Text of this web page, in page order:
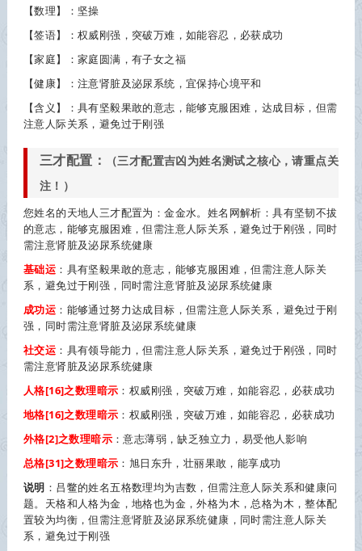
【数理】：坚操
【签语】：权威刚强，突破万难，如能容忍，必获成功
【家庭】：家庭圆满，有子女之福
【健康】：注意肾脏及泌尿系统，宜保持心境平和
【含义】：具有坚毅果敢的意志，能够克服困难，达成目标，但需
注意人际关系，避免过于刚强
三才配置 ：
（三才配置吉凶为姓名测试之核心，请重点关
注！）
您姓名的天地人三才配置为：金金水。姓名网解析：具有坚韧不拔
的意志，能够克服困难，但需注意人际关系，避免过于刚强，同时
需注意肾脏及泌尿系统健康
基础运 ：具有坚毅果敢的意志，能够克服困难，但需注意人际关
系，避免过于刚强，同时需注意肾脏及泌尿系统健康
成功运 ：能够通过努力达成目标，但需注意人际关系，避免过于刚
强，同时需注意肾脏及泌尿系统健康
社交运 ：具有领导能力，但需注意人际关系，避免过于刚强，同时
需注意肾脏及泌尿系统健康
人格[16]之数理暗示 ：权威刚强，突破万难，如能容忍，必获成功
地格[16]之数理暗示 ：权威刚强，突破万难，如能容忍，必获成功
外格[2]之数理暗示：意志薄弱，缺乏独立力，易受他人影响
总格[31]之数理暗示 ：旭日东升，壮丽果敢，能享成功
说明 ：吕鳖的姓名五格数理均为吉数，但需注意人际关系和健康问
题。天格和人格为金，地格也为金，外格为木，总格为木，整体配
置较为均衡，但需注意肾脏及泌尿系统健康，同时需注意人际关
系，避免过于刚强